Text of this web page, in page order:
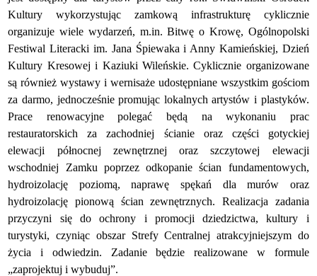
Kultury wykorzystując zamkową infrastrukturę cyklicznie
organizuje wiele wydarzeń, m.in. Bitwę o Krowę, Ogólnopolski
Festiwal Literacki im. Jana Śpiewaka i Anny Kamieńskiej, Dzień
Kultury Kresowej i Kaziuki Wileńskie. Cyklicznie organizowane
są również wystawy i wernisaże udostępniane wszystkim gościom
za darmo, jednocześnie promując lokalnych artystów i plastyków.
Prace renowacyjne polegać będą na wykonaniu prac
restauratorskich za zachodniej ścianie oraz części gotyckiej
elewacji północnej zewnętrznej oraz szczytowej elewacji
wschodniej Zamku poprzez odkopanie ścian fundamentowych,
hydroizolację poziomą, naprawę spękań dla murów oraz
hydroizolację pionową ścian zewnętrznych. Realizacja zadania
przyczyni się do ochrony i promocji dziedzictwa, kultury i
turystyki, czyniąc obszar Strefy Centralnej atrakcyjniejszym do
życia i odwiedzin. Zadanie będzie realizowane w formule
„zaprojektuj i wybuduj”.